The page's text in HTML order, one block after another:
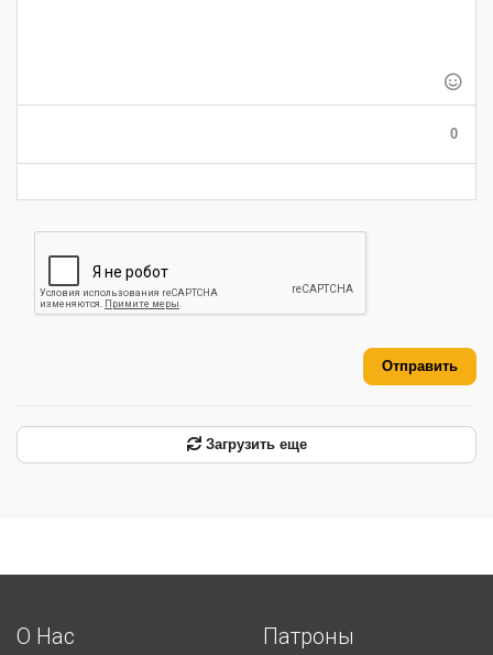
0
Отправить
Загрузить еще
О Нас Патроны